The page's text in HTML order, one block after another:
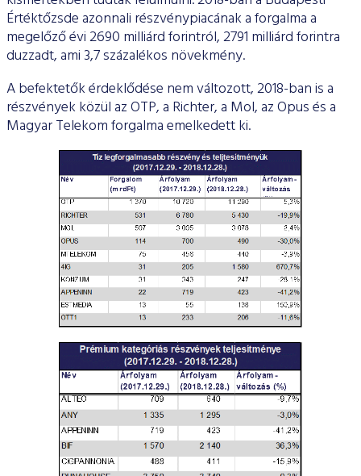
Értéktőzsde azonnali részvénypiacának a forgalma a
megelőző évi 2690 milliárd forintról, 2791 milliárd forintra
duzzadt, ami 3,7 százalékos növekmény.
A befektetők érdeklődése nem változott, 2018-ban is a
részvények közül az OTP, a Richter, a Mol, az Opus és a
Magyar Telekom forgalma emelkedett ki.